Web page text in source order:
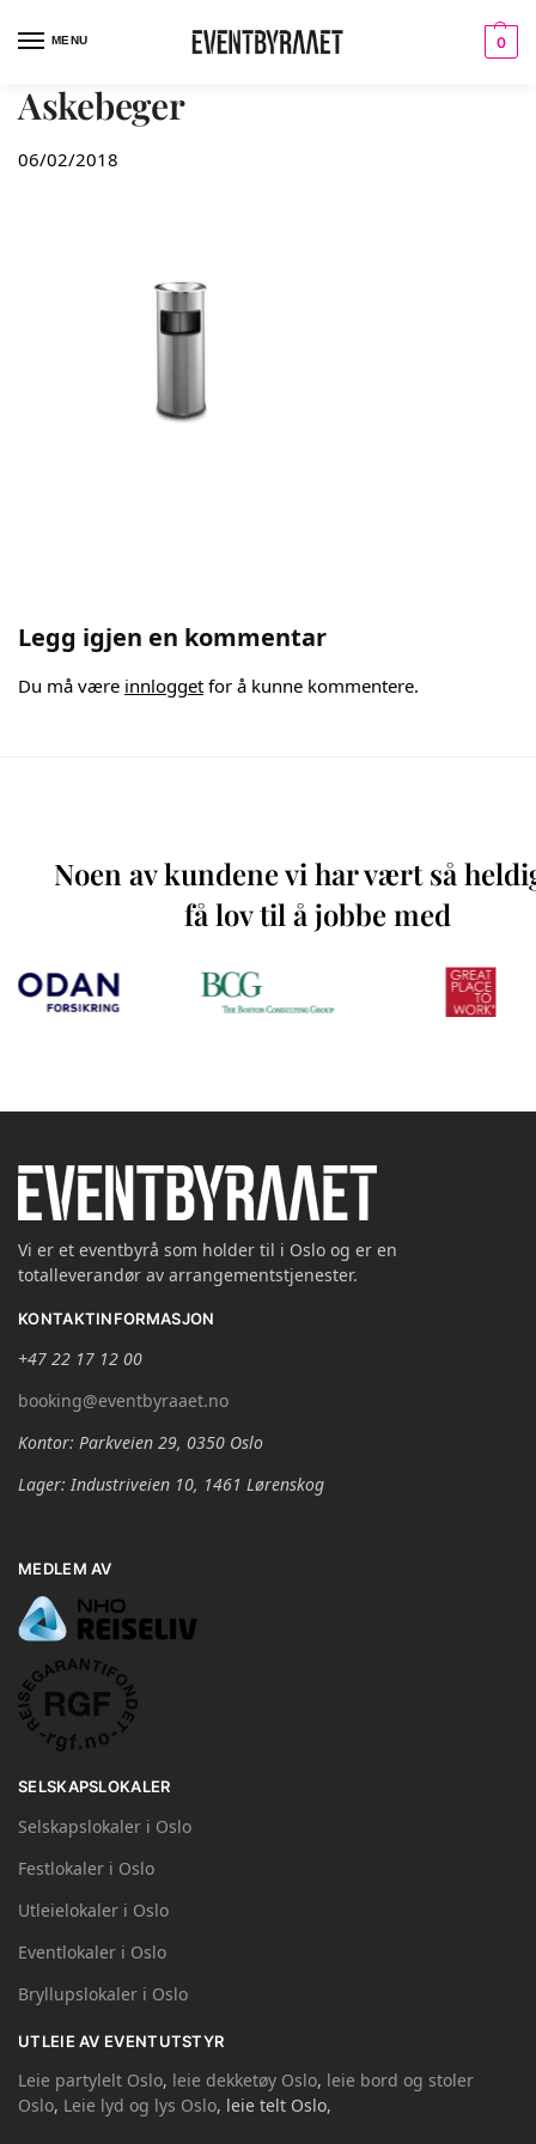
MENU 0
Askebeger
06/02/2018
Legg igjen en kommentar
Du må være innlogget for å kunne kommentere.
Noen av kundene vi har vært så
få lov til å jobbe med
Vi er et eventbyrå som holder til i Oslo og er en
totalleverandør av arrangementstjenester.
KONTAKTINFORMASJON
+47 22 17 12 00
booking@eventbyraaet.no
Kontor: Parkveien 29, 0350 Oslo
Lager: Industriveien 10, 1461 Lørenskog
MEDLEM AV
SELSKAPSLOKALER
Selskapslokaler i Oslo
Festlokaler i Oslo
Utleielokaler i Oslo
Eventlokaler i Oslo
Bryllupslokaler i Oslo
UTLEIE AV EVENTUTSTYR
Leie partylelt Oslo, leie dekketøy Oslo, leie bord og stoler
Oslo, Leie lyd og lys Oslo, leie telt Oslo,